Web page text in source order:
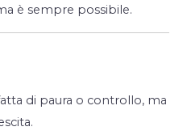
è sempre possibile.
di paura o controllo, ma